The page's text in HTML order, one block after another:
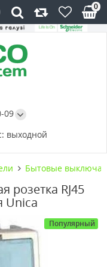
09
выходной
0
Бытовые
розетка RJ45
Unica
Популярный